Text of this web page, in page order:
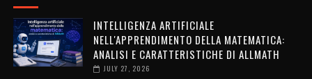
INTELLIGENZA ARTIFICIALE
NELL'APPRENDIMENTO DELLA MATEMATICA:
ANALISI E CARATTERISTICHE DI ALLMATH
JULY 27, 2026